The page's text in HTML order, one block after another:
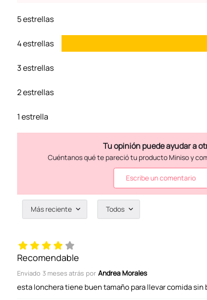
5 estrellas
4 estrellas
3 estrellas
2 estrellas
1 estrella
Escribe un comentario
Agregar comentario
Califica el producto de 1 a 5 estrellas
Más reciente Todos
Recomendable
Enviado 3 meses atrás por Andrea Morales
esta lonchera tiene buen tamaño para llevar comida sin